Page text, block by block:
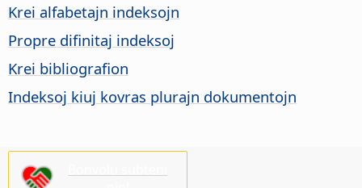
Krei alfabetajn indeksojn
Propre difinitaj indeksoj
Krei bibliografion
Indeksoj kiuj kovras plurajn dokumentojn